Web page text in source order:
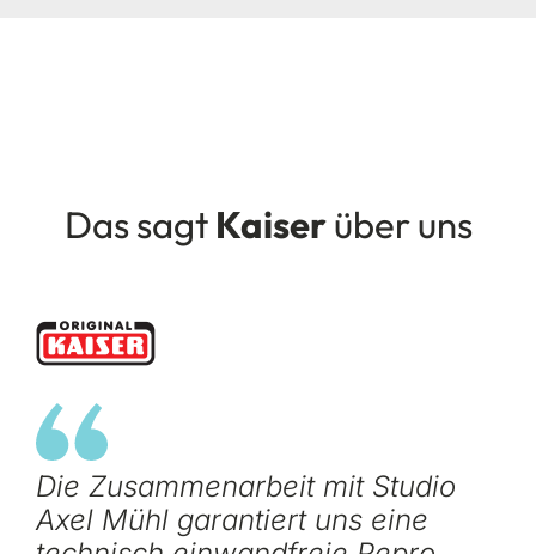
Das sagt Kaiserüber uns
Die Zusammenarbeit mit Studio
Axel Mühl garantiert uns eine